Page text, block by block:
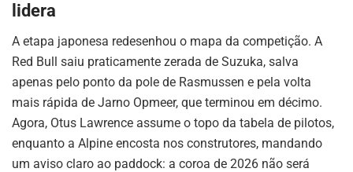
lidera
A etapa japonesa redesenhou o mapa da competição. A
Red Bull saiu praticamente zerada de Suzuka, salva
apenas pelo ponto da pole de Rasmussen e pela volta
mais rápida de Jarno Opmeer, que terminou em décimo.
Agora, Otus Lawrence assume o topo da tabela de pilotos,
enquanto a Alpine encosta nos construtores, mandando
um aviso claro ao paddock: a coroa de 2026 não será